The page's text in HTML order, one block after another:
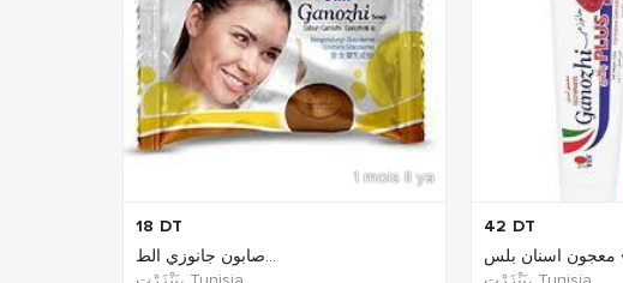
1 mois Il ya
18 DT
صابون جانوزي الط...
42 DT